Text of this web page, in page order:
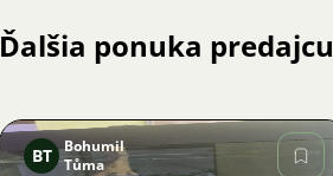
Ďalšia ponuka predajcu
BT
Bohumil
Tůma